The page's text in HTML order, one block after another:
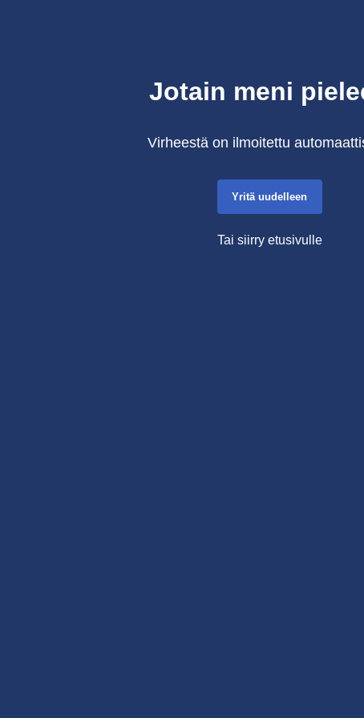
Jotain meni
Virheestä on ilmoitettu
Yritä uudelleen
Tai siirry etusivulle